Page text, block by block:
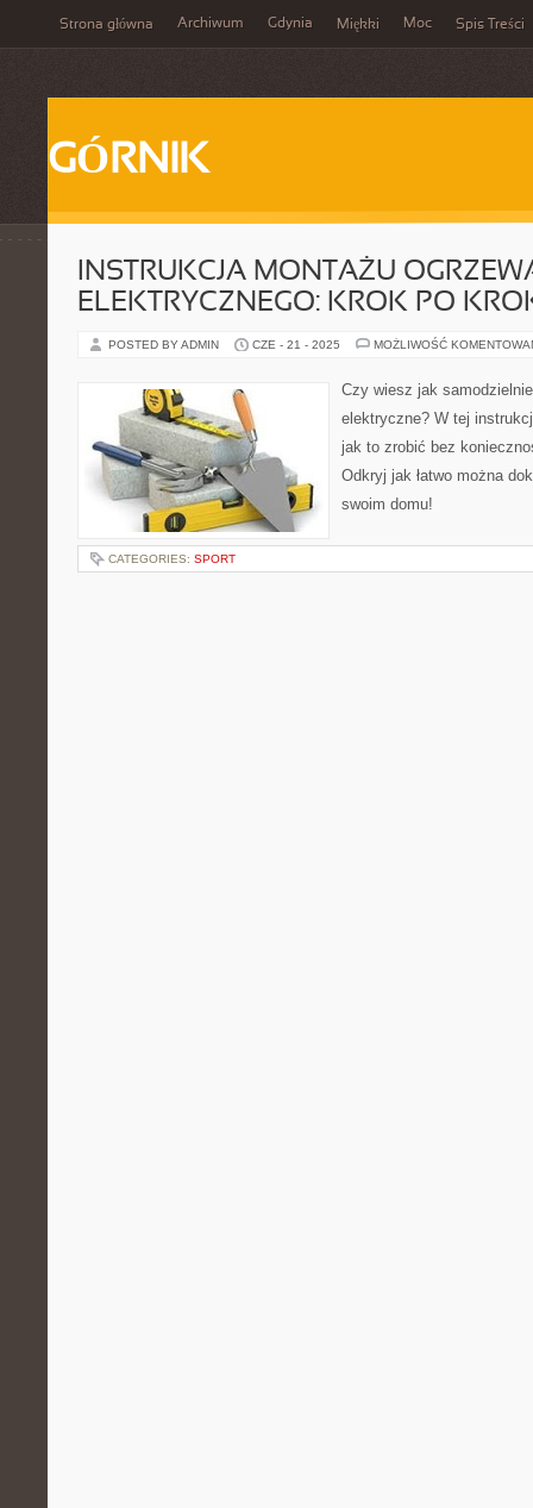
Strona główna Archiwum Gdynia Miękki Moc Spis Treści
GÓRNIK
INSTRUKCJA MONTAŻU
ELEKTRYCZNEGO: KROK PO
POSTED BY ADMIN CZE - 21 - 2025 MOŻLIWOŚĆ
Czy wiesz jak
elektryczne? W tej
jak to zrobić bez
Odkryj jak łatwo można
swoim domu!
CATEGORIES: SPORT